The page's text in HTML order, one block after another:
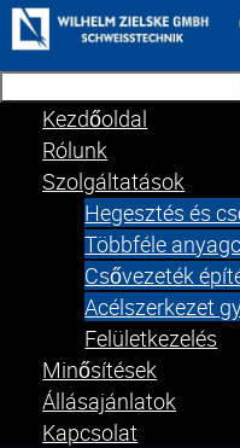
Válasszon nyelvet
Kezdőoldal
Rólunk
Szolgáltatások
Hegesztés és
Többféle
Csővezeték
Acélszerkezet
Felületkezelés
Minősítések
Állásajánlatok
Kapcsolat